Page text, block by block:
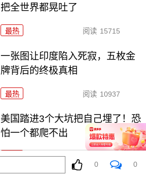
把全世界都晃吐了
最热 阅读 15715
一张图让印度陷入死寂，五枚金
牌背后的终极真相
最热 阅读 10937
美国踏进3个大坑把自己埋了！恐
怕一个都爬不出
最热
0 0